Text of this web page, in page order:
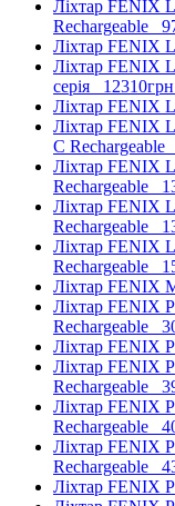
Ліхтар FENIX
Rechargeable
Ліхтар FENIX
Ліхтар FENIX
серія
Ліхтар FENIX
Ліхтар FENIX
C Rechargeable
Ліхтар FENIX
Rechargeable
Ліхтар FENIX
Rechargeable
Ліхтар FENIX
Rechargeable
Ліхтар FENIX
Ліхтар FENIX
Rechargeable
Ліхтар FENIX
Ліхтар FENIX
Rechargeable
Ліхтар FENIX
Rechargeable
Ліхтар FENIX
Rechargeable
Ліхтар FENIX